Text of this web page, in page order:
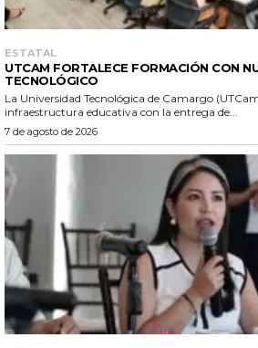
ESTATAL
UTCAM FORTALECE FORMACIÓN CON
TECNOLÓGICO
La Universidad Tecnológica de Camargo
infraestructura educativa con la entrega de...
7 de agosto de 2026